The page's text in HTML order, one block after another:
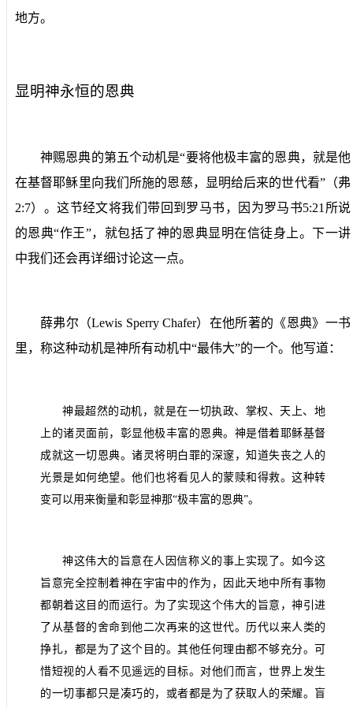
地方。
显明神永恒的恩典
神赐恩典的第五个动机是“要将他极丰富的恩典，就是他
在基督耶稣里向我们所施的恩慈，显明给后来的世代看”（弗
2:7）。这节经文将我们带回到罗马书，因为罗马书5:21 所说
的恩典“作王”，就包括了神的恩典显明在信徒身上。下一讲
中我们还会再详细讨论这一点。
薛弗尔（Lewis Sperry Chafer）在他所著的《恩典》一书
里，称这种动机是神所有动机中“最伟大”的一个。他写道：
神最超然的动机，就是在一切执政、掌权、天上、地
上的诸灵面前，彰显他极丰富的恩典。神是借着耶稣基督
成就这一切恩典。诸灵将明白罪的深邃，知道失丧之人的
光景是如何绝望。他们也将看见人的蒙赎和得救。这种转
变可以用来衡量和彰显神那“极丰富的恩典”。
神这伟大的旨意在人因信称义的事上实现了。如今这
旨意完全控制着神在宇宙中的作为，因此天地中所有事物
都朝着这目的而运行。为了实现这个伟大的旨意，神引进
了从基督的舍命到他二次再来的这世代。历代以来人类的
挣扎，都是为了这个目的。其他任何理由都不够充分。可
惜短视的人看不见遥远的目标。对他们而言，世界上发生
的一切事都只是凑巧的，或者都是为了获取人的荣耀。盲